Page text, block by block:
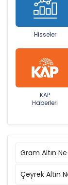
Hisseler
KAP
Haberleri
Gram Altın
Çeyrek Altın